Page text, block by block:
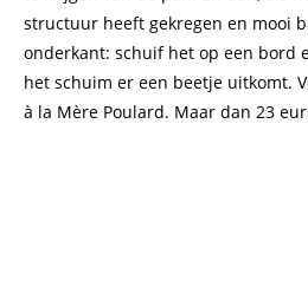
structuur heeft gekregen en mooi
onderkant: schuif het op een bord
het schuim er een beetje uitkomt.
à la Mère Poulard. Maar dan 23